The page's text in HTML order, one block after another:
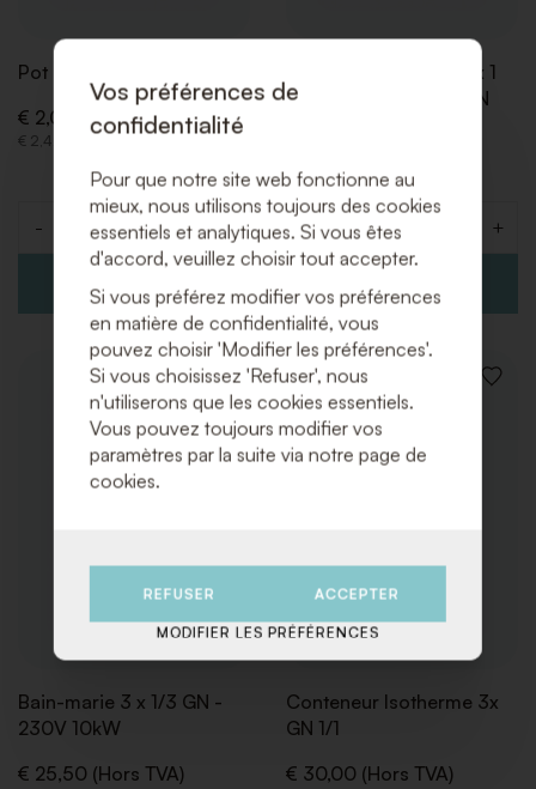
Pot de pate à bruler
€ 2,00 (Hors TVA)
€ 2,42 (Incl. TVA)
Quantité
- +
Chariot bain-marie 3 x 1
GN Fourni sans bac GN
€ 90,75 (Incl. TVA)
Quantité
- +
AJOUTER
À
LA
LISTE
DE
Bain-marie 3 x 1/3 GN -
230V 10kW
€ 25,50 (Hors TVA)
Conteneur Isotherme 3x
GN 1/1
€ 30,00 (Hors TVA)
Vos préférences de
confidentialité
Pour que notre site web fonctionne au
mieux, nous utilisons toujours des cookies
essentiels et analytiques. Si vous êtes
d'accord, veuillez choisir tout accepter.
Si vous préférez modifier vos préférences
en matière de confidentialité, vous
pouvez choisir 'Modifier les préférences'.
Si vous choisissez 'Refuser', nous
n'utiliserons que les cookies essentiels.
Vous pouvez toujours modifier vos
paramètres par la suite via notre page de
cookies.
REFUSER ACCEPTER
MODIFIER LES PRÉFÉRENCES